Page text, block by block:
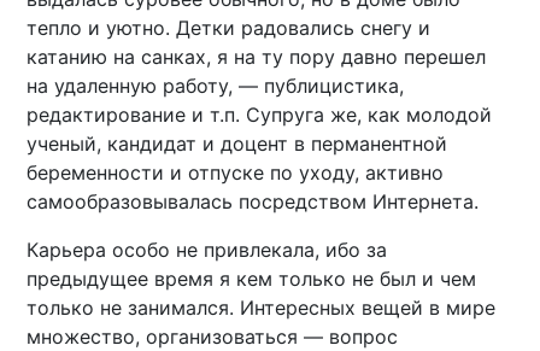
тепло и уютно. Детки радовались снегу и
катанию на санках, я на ту пору давно перешел
на удаленную работу, — публицистика,
редактирование и т.п. Супруга же, как молодой
ученый, кандидат и доцент в перманентной
беременности и отпуске по уходу, активно
самообразовывалась посредством Интернета.
Карьера особо не привлекала, ибо за
предыдущее время я кем только не был и чем
только не занимался. Интересных вещей в мире
множество, организоваться — вопрос